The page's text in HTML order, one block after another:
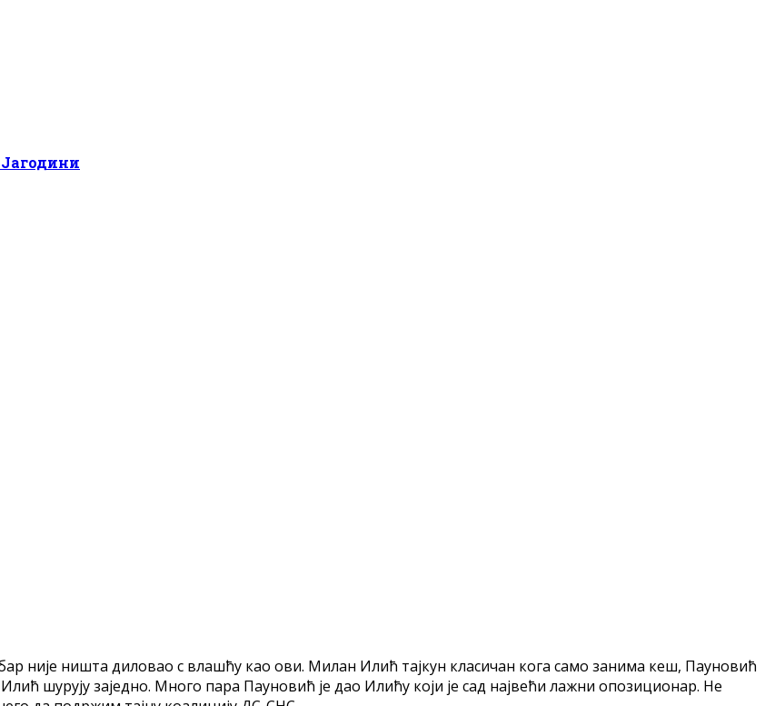
није ништа диловао с влашћу као ови. Милан Илић тајкун класичан кога само занима кеш, Пауновић
шурују заједно. Много пара Пауновић је дао Илићу који је сад највећи лажни опозиционар. Не